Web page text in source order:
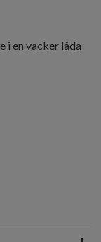
i en vacker låda